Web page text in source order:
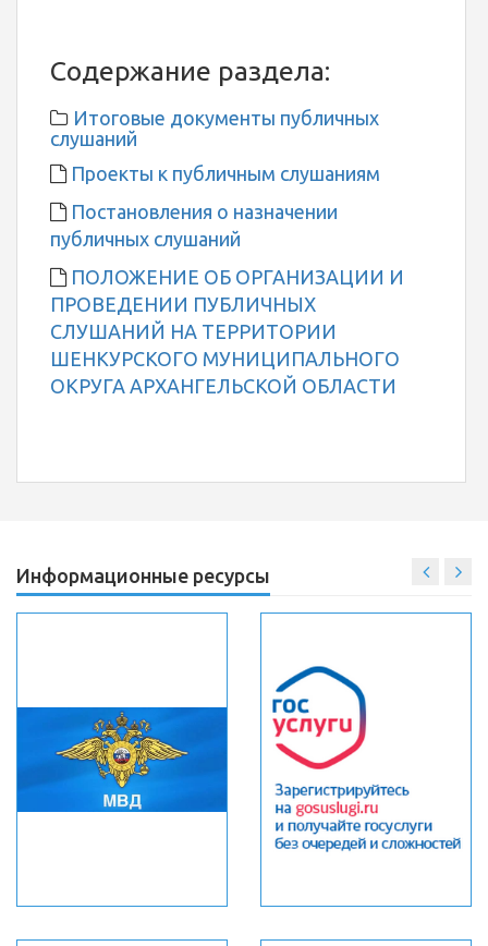
Содержание раздела:
Итоговые документы публичных
слушаний
Проекты к публичным слушаниям
Постановления о назначении
публичных слушаний
ПОЛОЖЕНИЕ ОБ ОРГАНИЗАЦИИ И
ПРОВЕДЕНИИ ПУБЛИЧНЫХ
СЛУШАНИЙ НА ТЕРРИТОРИИ
ШЕНКУРСКОГО МУНИЦИПАЛЬНОГО
ОКРУГА АРХАНГЕЛЬСКОЙ ОБЛАСТИ
Информационные ресурсы